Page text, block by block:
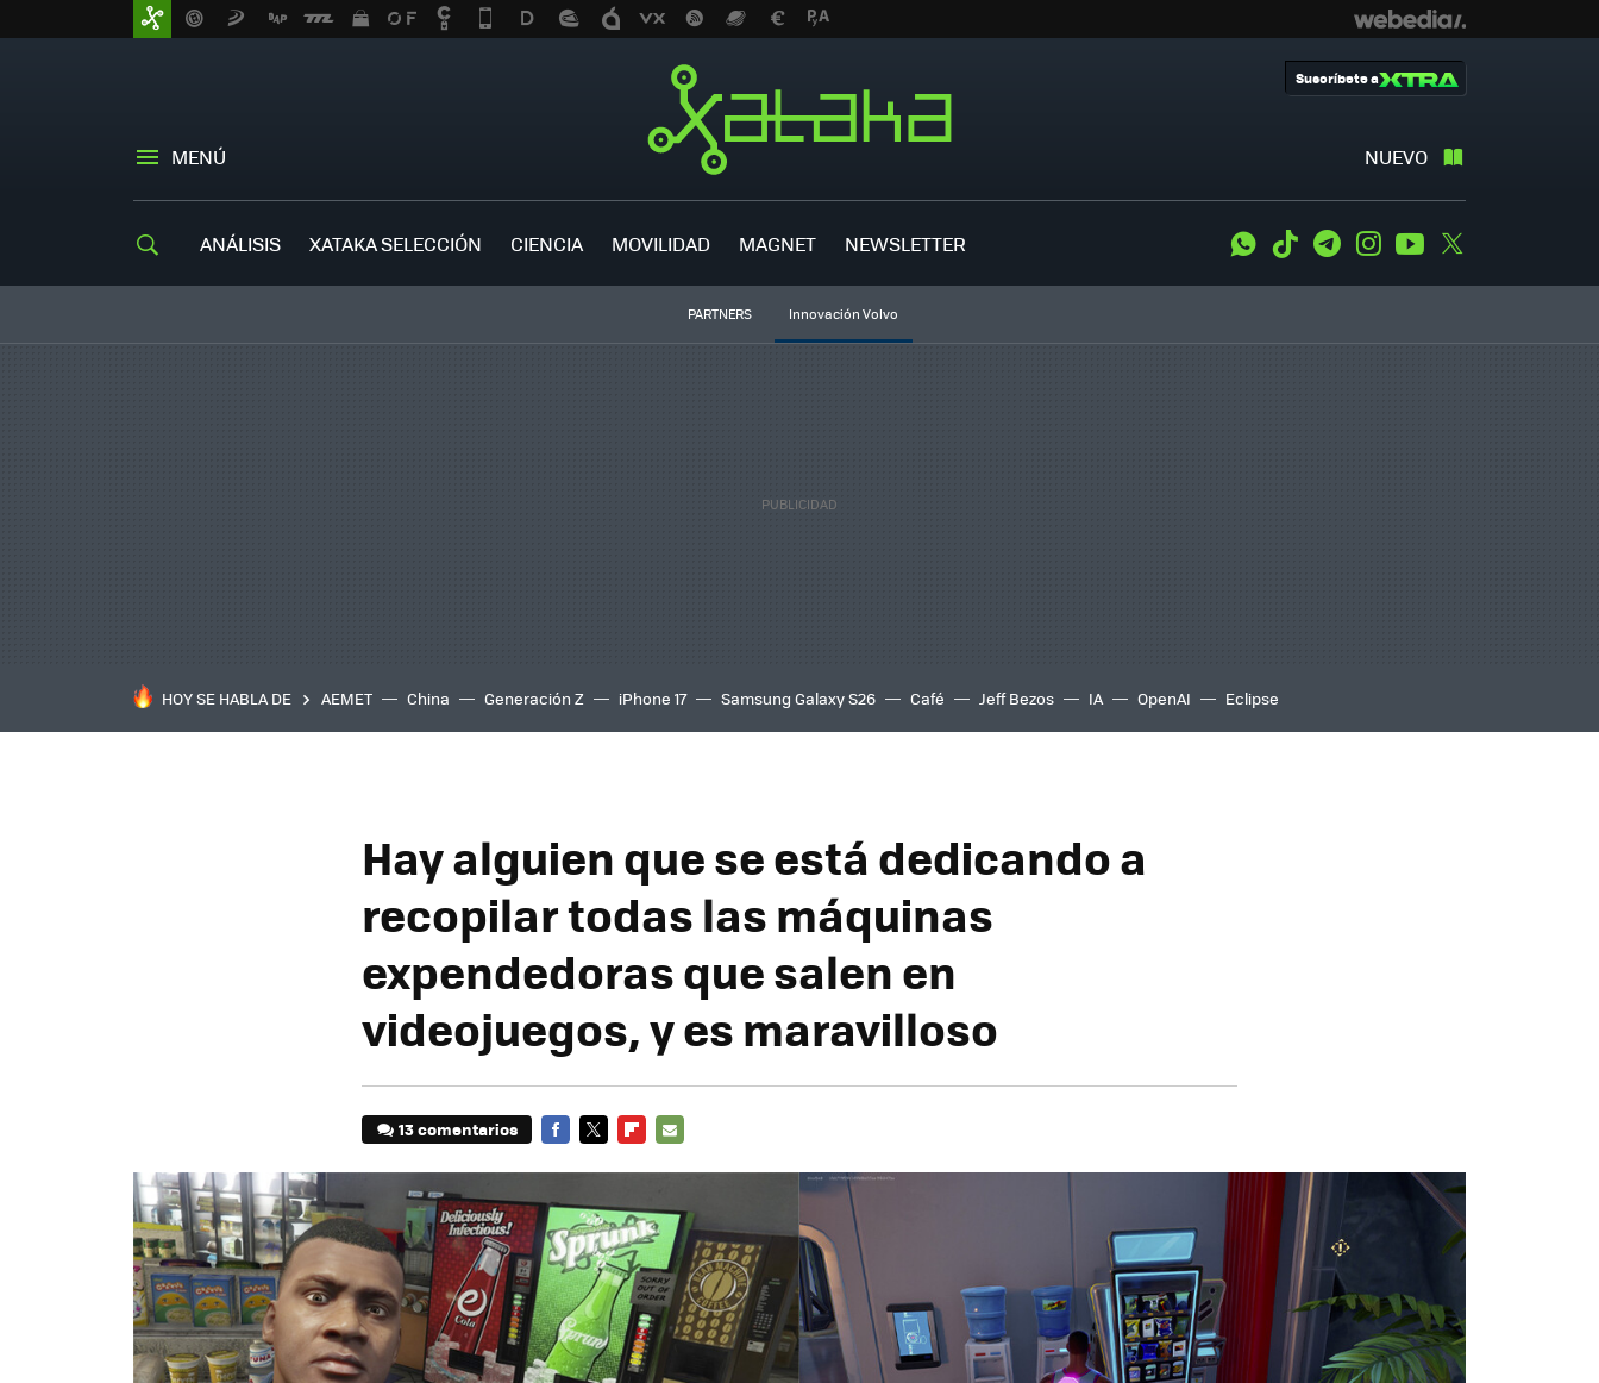
MENÚ NUEVO
Suscríbete a
ANÁLISIS XATAKA SELECCIÓN CIENCIA MOVILIDAD MAGNET NEWSLETTER WhatsApp
Tiktok TelegramInstagramYoutube
PARTNERS Innovación Volvo
HOY SE HABLA DE AEMET China Generación Z iPhone 17 Samsung Galaxy S26 Café Jeff Bezos IA OpenAI Eclipse
Hay alguien que se está dedicando a
recopilar todas las máquinas
expendedoras que salen en
videojuegos, y es maravilloso
13 comentarios